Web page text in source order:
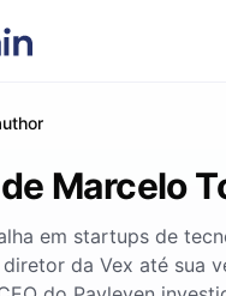
Marcelo
em startups de
diretor da Vex até sua